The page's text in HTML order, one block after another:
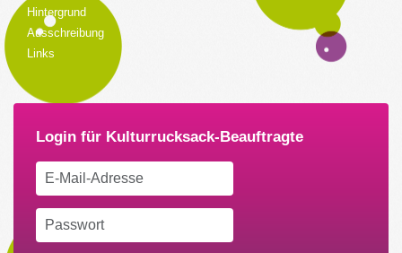
Hintergrund
Ausschreibung
Links